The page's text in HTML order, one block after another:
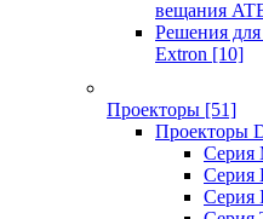
вещания
Решения
Extron [10]
Проекторы [51]
Проекторы
Серия
Серия
Серия